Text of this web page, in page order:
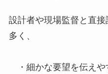
設計者や現場監督と直
多く、
・細かな要望を伝えや